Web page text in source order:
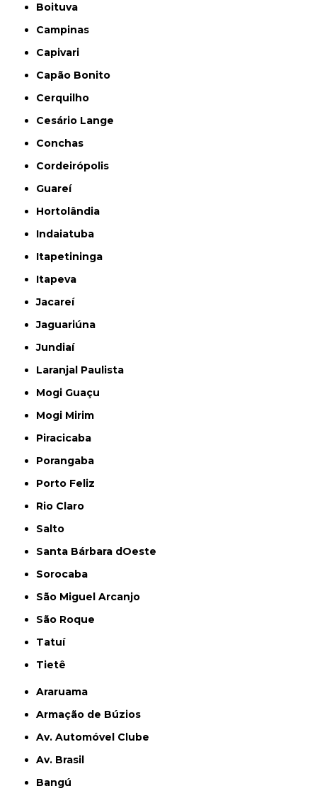
Boituva
Campinas
Capivari
Capão Bonito
Cerquilho
Cesário Lange
Conchas
Cordeirópolis
Guareí
Hortolândia
Indaiatuba
Itapetininga
Itapeva
Jacareí
Jaguariúna
Jundiaí
Laranjal Paulista
Mogi Guaçu
Mogi Mirim
Piracicaba
Porangaba
Porto Feliz
Rio Claro
Salto
Santa Bárbara dOeste
Sorocaba
São Miguel Arcanjo
São Roque
Tatuí
Tietê
Araruama
Armação de Búzios
Av. Automóvel Clube
Av. Brasil
Bangú